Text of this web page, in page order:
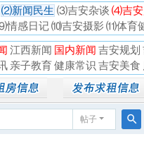
⑵新闻民生 ⑶吉安杂谈 ⑷吉安
情感日记 ⑽吉安摄影 ⑾体育
江西新闻 国内新闻 吉安规划
亲子教育 健康常识 吉安美食
帖子